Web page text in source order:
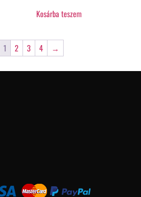
Kosárba teszem
1 2 3 4 →